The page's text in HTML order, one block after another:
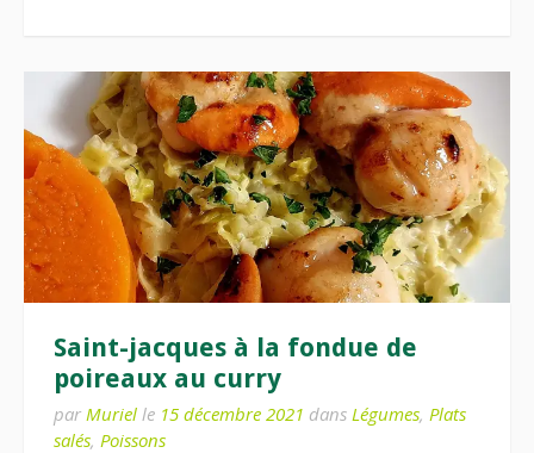
Saint-jacques à la fondue de
poireaux au curry
par Muriel le 15 décembre 2021 dans Légumes, Plats
salés, Poissons